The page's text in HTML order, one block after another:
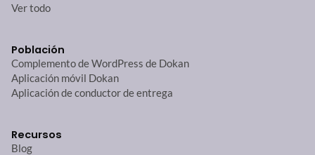
Ver todo
Población
Complemento de WordPress de Dokan
Aplicación móvil Dokan
Aplicación de conductor de entrega
Recursos
Blog